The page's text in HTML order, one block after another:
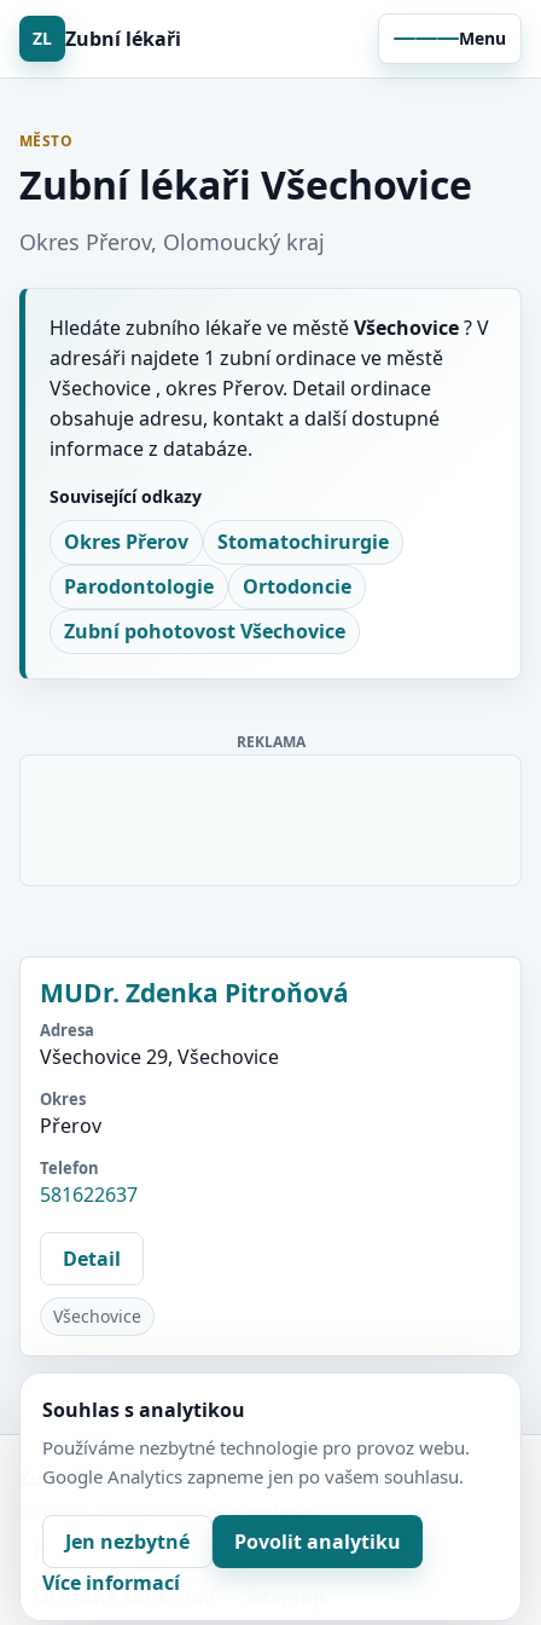
ZL Zubní lékaři Menu
MĚSTO
Zubní lékaři Všechovice
Okres Přerov, Olomoucký kraj
Hledáte zubního lékaře ve městěVšechovice? V
adresáři najdete 1 zubní ordinace ve městě
Všechovice , okres Přerov. Detail ordinace
obsahuje adresu, kontakt a další dostupné
informace z databáze.
Související odkazy
Okres Přerov
Stomatochirurgie
Parodontologie
Ortodoncie
Zubní pohotovost Všechovice
REKLAMA
MUDr. Zdenka Pitroňová
Adresa
Všechovice 29, Všechovice
Okres
Přerov
Telefon
581622637
Detail
Všechovice
Zubní-lékaři.cz
Veřejný adresář zubních ordinací.
Kontakt
Nastavení soukromí
Ochrana soukromí
Souhlas s analytikou
Používáme nezbytné technologie pro provoz webu.
Google Analytics zapneme jen po vašem souhlasu.
Jen nezbytné
Povolit analytiku
Více informací